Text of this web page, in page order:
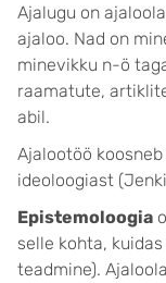
Ajalugu on
ajaloo. Nad on
minevikku n-ö
raamatute,
abil.
Ajalootöö
ideoloogiast
Epistemoloogia
selle kohta,
teadmine).